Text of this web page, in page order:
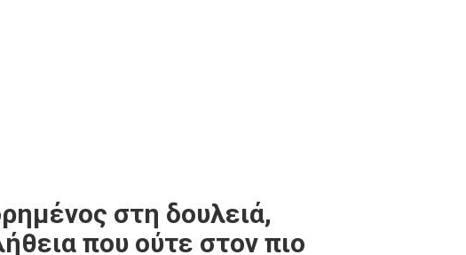
στη δουλειά,
που ούτε στον πιο